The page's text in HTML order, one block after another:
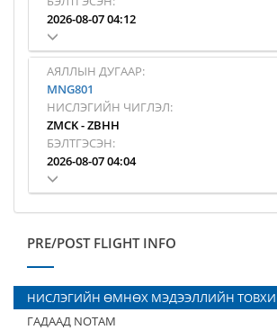
2026-08-07 04:12
АЯЛЛЫН ДУГААР:
MNG801
НИСЛЭГИЙН ЧИГЛЭЛ:
ZMCK-ZBHH
БЭЛТГЭСЭН:
2026-08-07 04:04
PRE/POST FLIGHT INFO
НИСЛЭГИЙН ӨМНӨХ МЭДЭЭЛЛИЙН
ГАДААД NOTAM